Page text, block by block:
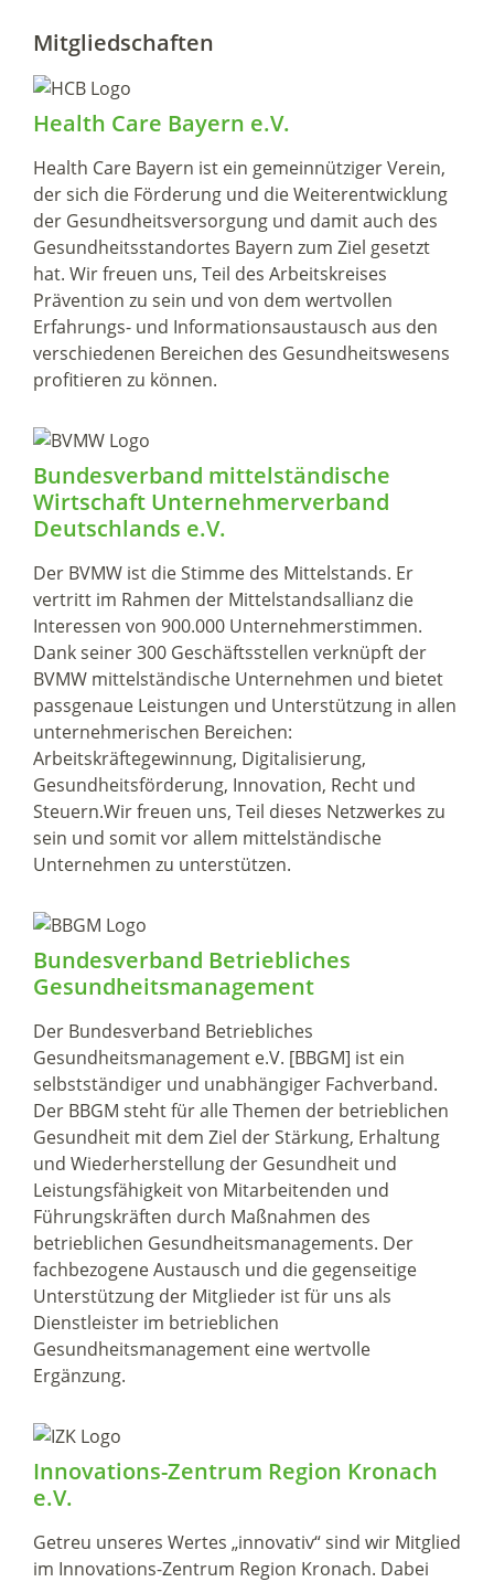
Mitgliedschaften
Health Care Bayern e.V.
Health Care Bayern ist ein gemeinnütziger Verein,
der sich die Förderung und die Weiterentwicklung
der Gesundheitsversorgung und damit auch des
Gesundheitsstandortes Bayern zum Ziel gesetzt
hat. Wir freuen uns, Teil des Arbeitskreises
Prävention zu sein und von dem wertvollen
Erfahrungs- und Informationsaustausch aus den
verschiedenen Bereichen des Gesundheitswesens
profitieren zu können.
Bundesverband mittelständische
Wirtschaft Unternehmerverband
Deutschlands e.V.
Der BVMW ist die Stimme des Mittelstands. Er
vertritt im Rahmen der Mittelstandsallianz die
Interessen von 900.000 Unternehmerstimmen.
Dank seiner 300 Geschäftsstellen verknüpft der
BVMW mittelständische Unternehmen und bietet
passgenaue Leistungen und Unterstützung in allen
unternehmerischen Bereichen:
Arbeitskräftegewinnung, Digitalisierung,
Gesundheitsförderung, Innovation, Recht und
Steuern.Wir freuen uns, Teil dieses Netzwerkes zu
sein und somit vor allem mittelständische
Unternehmen zu unterstützen.
Bundesverband Betriebliches
Gesundheitsmanagement
Der Bundesverband Betriebliches
Gesundheitsmanagement e.V. [BBGM] ist ein
selbstständiger und unabhängiger Fachverband.
Der BBGM steht für alle Themen der betrieblichen
Gesundheit mit dem Ziel der Stärkung, Erhaltung
und Wiederherstellung der Gesundheit und
Leistungsfähigkeit von Mitarbeitenden und
Führungskräften durch Maßnahmen des
betrieblichen Gesundheitsmanagements. Der
fachbezogene Austausch und die gegenseitige
Unterstützung der Mitglieder ist für uns als
Dienstleister im betrieblichen
Gesundheitsmanagement eine wertvolle
Ergänzung.
Innovations-Zentrum Region Kronach
e.V.
Getreu unseres Wertes „innovativ“ sind wir Mitglied
im Innovations-Zentrum Region Kronach. Dabei